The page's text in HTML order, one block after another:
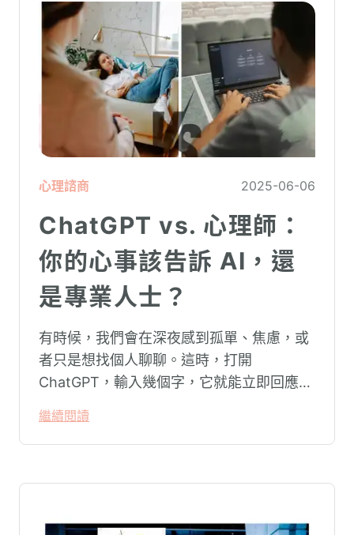
心理諮商 2025-06-06
ChatGPT vs. 心理師：
你的心事該告訴 AI，還
是專業人士？
有時候，我們會在深夜感到孤單、焦慮，或
者只是想找個人聊聊。這時，打開
ChatGPT，輸入幾個字，它就能立即回應，
繼續閱讀